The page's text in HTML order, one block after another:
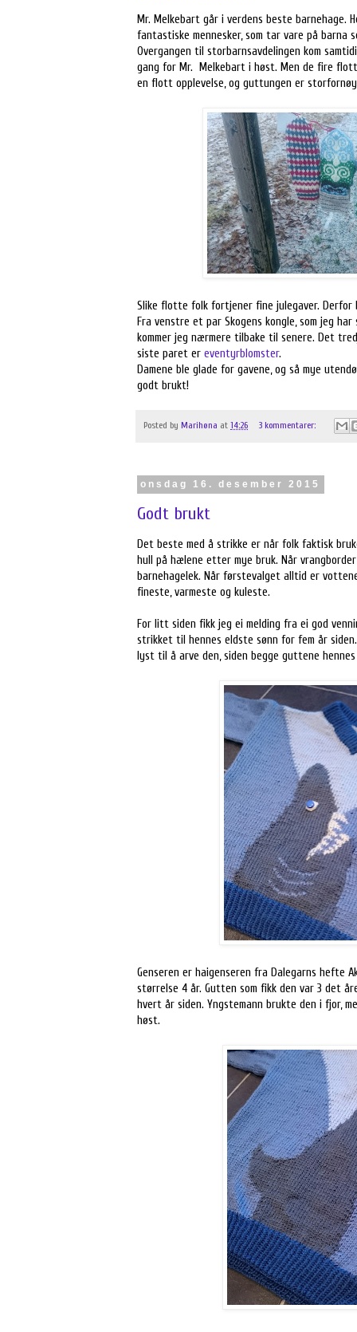
Mr. Melkebart går i verdens beste barnehage.
fantastiske mennesker, som tar vare på barna
Overgangen til storbarnsavdelingen kom
gang for Mr. Melkebart i høst. Men de fire
en flott opplevelse, og guttungen er
Slike flotte folk fortjener fine julegaver.
Fra venstre et par Skogens kongle, som jeg
kommer jeg nærmere tilbake til senere. Det
siste paret er eventyrblomster.
Damene ble glade for gavene, og så mye
godt brukt!
Posted by Marihøna at 14:26 3 kommentarer:
onsdag 16. desember 2015
Godt brukt
Det beste med å strikke er når folk faktisk
hull på hælene etter mye bruk. Når
barnehagelek. Når førstevalget alltid er
fineste, varmeste og kuleste.
For litt siden fikk jeg ei melding fra ei god
strikket til hennes eldste sønn for fem år
lyst til å arve den, siden begge guttene
Genseren er haigenseren fra Dalegarns hefte
størrelse 4 år. Gutten som fikk den var 3 det
hvert år siden. Yngstemann brukte den i fjor,
høst.